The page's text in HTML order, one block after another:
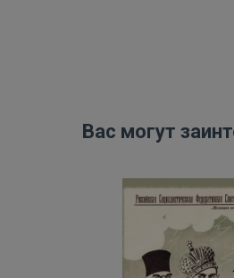
Вас могут